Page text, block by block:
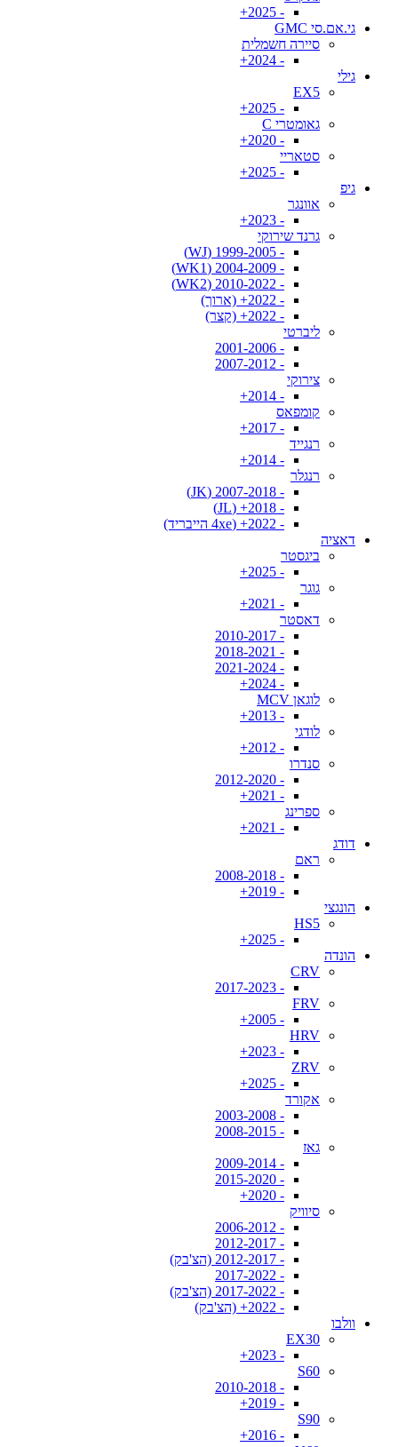
- 2025+
גי.אם.סי GMC
סיירה חשמלית
- 2024+
גילי
EX5
- 2025+
גאומטרי C
- 2020+
סטאריי
- 2025+
גיפ
אוונגר
- 2023+
גרנד שירוקי
- 1999-2005 (WJ)
- 2004-2009 (WK1)
- 2010-2022 (WK2)
- 2022+ (ארוך)
- 2022+ (קצר)
ליברטי
- 2001-2006
- 2007-2012
צירוקי
- 2014+
קומפאס
- 2017+
רנגייד
- 2014+
רנגלר
- 2007-2018 (JK)
- 2018+ (JL)
- 2022+ (4xe הייבריד)
דאציה
ביגסטר
- 2025+
גוגר
- 2021+
דאסטר
- 2010-2017
- 2018-2021
- 2021-2024
- 2024+
לוגאן MCV
- 2013+
לודגי
- 2012+
סנדרו
- 2012-2020
- 2021+
ספרינג
- 2021+
דודג
ראם
- 2008-2018
- 2019+
הונגצי
HS5
- 2025+
הונדה
CRV
- 2017-2023
FRV
- 2005+
HRV
- 2023+
ZRV
- 2025+
אקורד
- 2003-2008
- 2008-2015
גאז
- 2009-2014
- 2015-2020
- 2020+
סיוויק
- 2006-2012
- 2012-2017
- 2012-2017 (הצ'בק)
- 2017-2022
- 2017-2022 (הצ'בק)
- 2022+ (הצ'בק)
וולבו
EX30
- 2023+
S60
- 2010-2018
- 2019+
S90
- 2016+